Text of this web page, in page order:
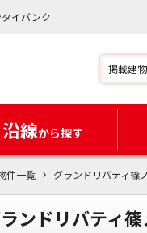
イバンク
掲載建
沿線から探す
件一覧 グランドリバティ篠
ンドリバティ